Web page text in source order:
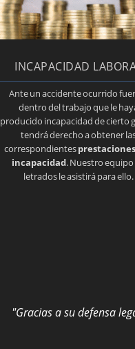
INCAPACIDAD
Ante un accidente ocurrido
dentro del trabajo que le
producido incapacidad de cierto
tendrá derecho a obtener
correspondientes
incapacidad. Nuestro equipo
letrados le asistirá para ello.
"Gracias a su defensa